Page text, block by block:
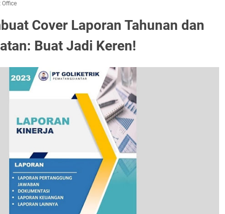
Cover Laporan Tahunan dan
Buat Jadi Keren!